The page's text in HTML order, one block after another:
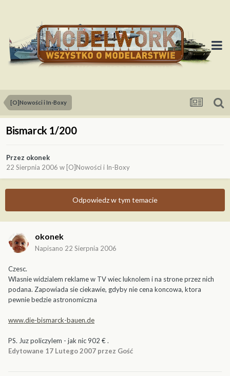
[O]Nowości i In-Boxy
Bismarck 1/200
Przez okonek
22 Sierpnia 2006 w [O]Nowości i In-Boxy
Odpowiedz w tym temacie
okonek
Napisano 22 Sierpnia 2006
Czesc.
Wlasnie widzialem reklame w TV wiec luknolem i na strone przez nich
podana. Zapowiada sie ciekawie, gdyby nie cena koncowa, ktora
pewnie bedzie astronomiczna
www.die-bismarck-bauen.de
PS. Juz policzylem - jak nic 902 € .
Edytowane 17 Lutego 2007 przez Gość